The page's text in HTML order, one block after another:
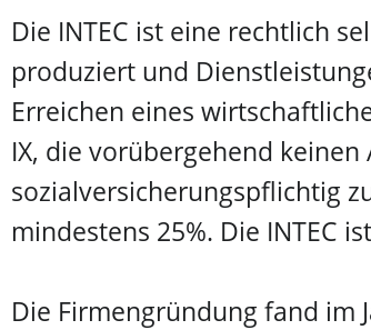
Die INTEC ist eine rechtlich
produziert und
Erreichen eines
IX, die vorübergehend
sozialversicherungspflichtig
mindestens 25%. Die INTEC
Die Firmengründung fand im